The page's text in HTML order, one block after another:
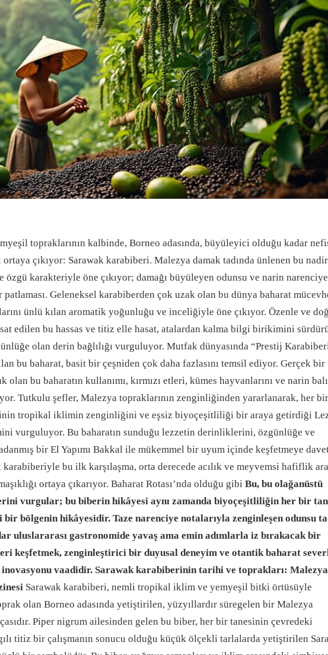
topraklarının kalbinde, Borneo adasında, büyüleyici olduğu kadar
çıkıyor: Sarawak karabiberi. Malezya damak tadında ünlenen bu nadir
özgü karakteriyle öne çıkıyor; damağı büyüleyen odunsu ve narin narenciye
patlaması. Geleneksel karabiberden çok uzak olan bu dünya baharat
ünlü kılan aromatik yoğunluğu ve inceliğiyle öne çıkıyor. Özenle ve
edilen bu hassas ve titiz elle hasat, atalardan kalma bilgi birikimini
olan derin bağlılığı vurguluyor. Mutfak dünyasında “Prestij
bu baharat, basit bir çeşniden çok daha fazlasını temsil ediyor. Gerçek bir
olan bu baharatın kullanımı, kırmızı etleri, kümes hayvanlarını ve narin
Tutkulu şefler, Malezya topraklarının zenginliğinden yararlanarak, her bir
tropikal iklimin zenginliğini ve eşsiz biyoçeşitliliği bir araya getirdiği
vurguluyor. Bu baharatın sunduğu lezzetin derinliklerini, özgünlüğe ve
bir El Yapımı Bakkal ile mükemmel bir uyum içinde keşfetmeye
karabiberiyle bu ilk karşılaşma, orta derecede acılık ve meyvemsi hafiflik
ortaya çıkarıyor. Baharat Rotası’nda olduğu gibi Bu, bu olağanüstü
vurgular; bu biberin hikâyesi aynı zamanda biyoçeşitliliğin her bir
bölgenin hikâyesidir. Taze narenciye notalarıyla zenginleşen odunsu
uluslararası gastronomide yavaş ama emin adımlarla iz bırakacak bir
keşfetmek, zenginleştirici bir duyusal deneyim ve otantik baharat
vaadidir. Sarawak karabiberinin tarihi ve toprakları:
Sarawak karabiberi, nemli tropikal iklim ve yemyeşil bitki örtüsüyle
olan Borneo adasında yetiştirilen, yüzyıllardır süregelen bir Malezya
Piper nigrum ailesinden gelen bu biber, her bir tanesinin çevredeki
titiz bir çalışmanın sonucu olduğu küçük ölçekli tarlalarda yetiştirilen